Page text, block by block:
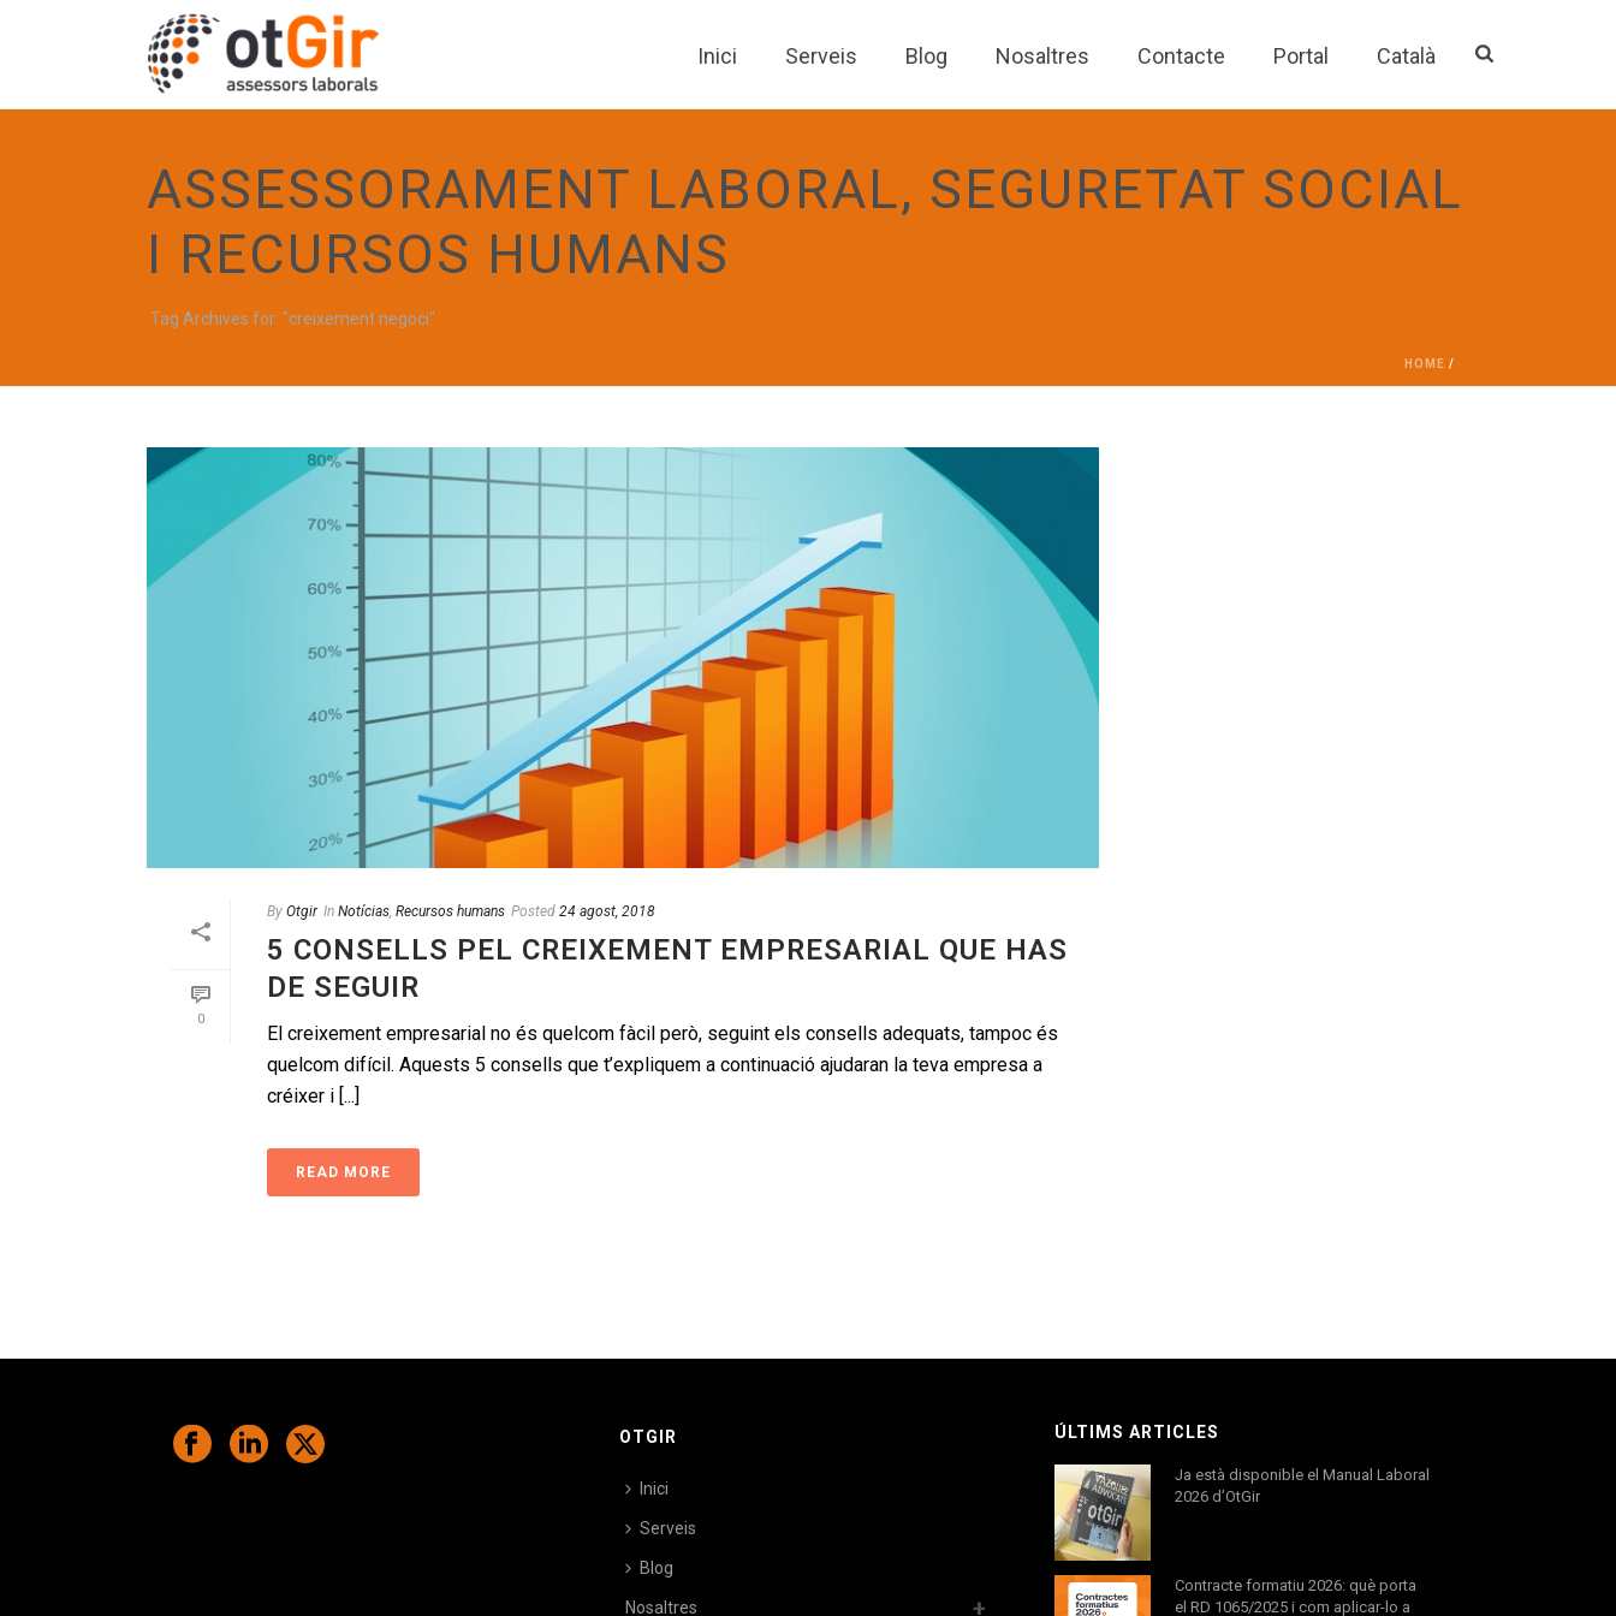
Inici Serveis Blog Nosaltres Contacte Portal Català
ASSESSORAMENT LABORAL, SEGURETAT SOCIAL
I RECURSOS HUMANS
Tag Archives for: "creixement negoci"
HOME /
0
By Otgir In Notícias, Recursos humans Posted 24 agost, 2018
5 CONSELLS PEL CREIXEMENT EMPRESARIAL QUE HAS
DE SEGUIR
El creixement empresarial no és quelcom fàcil però, seguint els consells adequats, tampoc és
quelcom difícil. Aquests 5 consells que t’expliquem a continuació ajudaran la teva empresa a
créixer i [...]
READ MORE
OTGIR
Inici
Serveis
Blog
Nosaltres
ÚLTIMS ARTICLES
Ja està disponible el Manual Laboral
2026 d’OtGir
Contracte formatiu 2026: què porta
el RD 1065/2025 i com aplicar-lo a